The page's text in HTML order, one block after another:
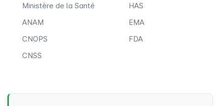
Ministère de la Santé
ANAM
CNOPS
CNSS
HAS
EMA
FDA